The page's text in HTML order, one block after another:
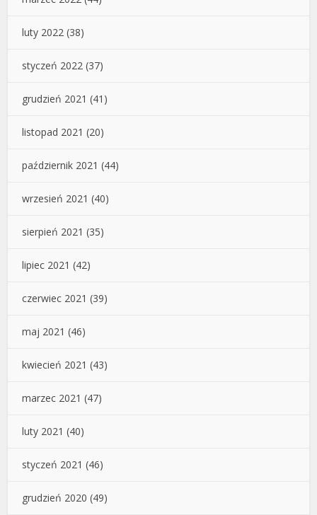
luty 2022 (38)
styczeń 2022 (37)
grudzień 2021 (41)
listopad 2021 (20)
październik 2021 (44)
wrzesień 2021 (40)
sierpień 2021 (35)
lipiec 2021 (42)
czerwiec 2021 (39)
maj 2021 (46)
kwiecień 2021 (43)
marzec 2021 (47)
luty 2021 (40)
styczeń 2021 (46)
grudzień 2020 (49)